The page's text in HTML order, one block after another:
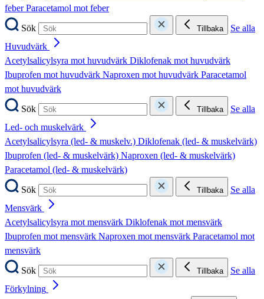
feberParacetamol mot feber
Sök
Tillbaka
Se alla
Huvudvärk
Acetylsalicylsyra mot huvudvärk Diklofenak mot huvudvärk
Ibuprofen mot huvudvärk Naproxen mot huvudvärk Paracetamol
mot huvudvärk
Sök
Tillbaka
Se alla
Led- och muskelvärk
Acetylsalicylsyra (led- & muskelv.) Diklofenak (led- & muskelvärk)
Ibuprofen (led- & muskelvärk) Naproxen (led- & muskelvärk)
Paracetamol (led- & muskelvärk)
Sök
Tillbaka
Se alla
Mensvärk
Acetylsalicylsyra mot mensvärk Diklofenak mot mensvärk
Ibuprofen mot mensvärk Naproxen mot mensvärk Paracetamol mot
mensvärk
Sök
Tillbaka
Se alla
Förkylning